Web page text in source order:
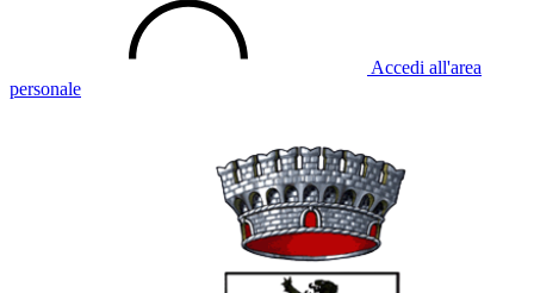
Accedi all'area
personale